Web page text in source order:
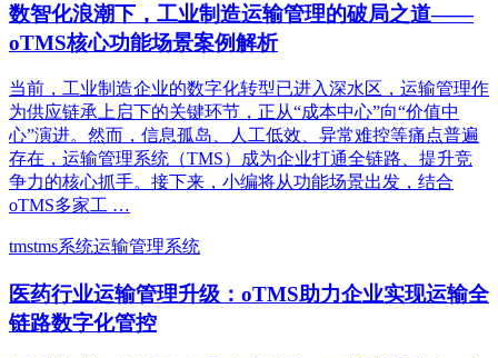
数智化浪潮下，工业制造运输管理的破局之道——
oTMS核心功能场景案例解析
当前，工业制造企业的数字化转型已进入深水区，运输管理作
为供应链承上启下的关键环节，正从“成本中心”向“价值中
心”演进。然而，信息孤岛、人工低效、异常难控等痛点普遍
存在，运输管理系统（TMS）成为企业打通全链路、提升竞
争力的核心抓手。接下来，小编将从功能场景出发，结合
oTMS多家工 …
tmstms系统运输管理系统
医药行业运输管理升级：oTMS助力企业实现运输全
链路数字化管控